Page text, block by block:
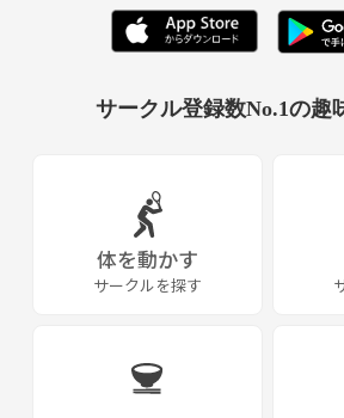
サークル登録数No.1の趣
体を動かす
サークルを探す